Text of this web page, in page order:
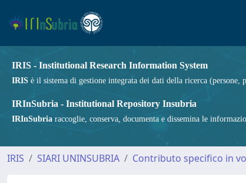
IRIS - Institutional Research Information System
IRIS è il sistema di gestione integrata dei dati della ricerca
IRInSubria - Institutional Repository Insubria
IRInSubria raccoglie, conserva, documenta e dissemina le
IRIS SIARI UNINSUBRIA Contributo specifico in